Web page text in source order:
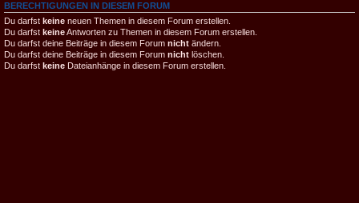
BERECHTIGUNGEN IN DIESEM FORUM
Du darfst keine neuen Themen in diesem Forum erstellen.
Du darfst keineAntworten zu Themen in diesem Forum erstellen.
Du darfst deine Beiträge in diesem Forum nicht ändern.
Du darfst deine Beiträge in diesem Forum nicht löschen.
Du darfst keine Dateianhänge in diesem Forum erstellen.